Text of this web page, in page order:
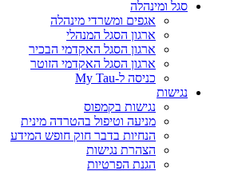
סגל ומינהלה
אגפים ומשרדי מינהלה
ארגון הסגל המנהלי
ארגון הסגל האקדמי הבכיר
ארגון הסגל האקדמי הזוטר
כניסה ל-My Tau
נגישות
נגישות בקמפוס
מניעה וטיפול בהטרדה מינית
הנחיות בדבר חוק חופש המידע
הצהרת נגישות
הגנת הפרטיות